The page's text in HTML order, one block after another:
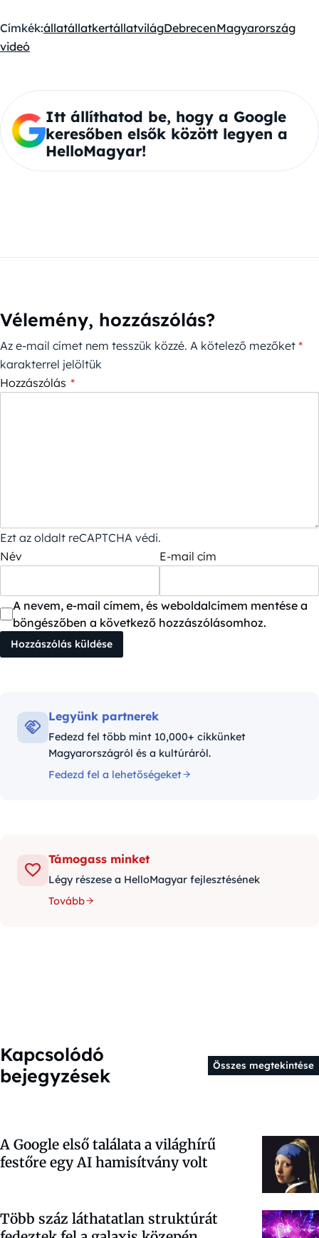
Címkék:állatállatkertállatvilágDebrecenMagyarország
videó
Itt állíthatod be, hogy a Google
keresőben elsők között legyen a
HelloMagyar!
Vélemény, hozzászólás?
Az e-mail címet nem tesszük közzé. A kötelező mezőket *
karakterrel jelöltük
Hozzászólás *
Ezt az oldalt reCAPTCHA védi.
Név
E-mail cím
A nevem, e-mail címem, és weboldalcímem mentése a
böngészőben a következő hozzászólásomhoz.
Legyünk partnerek
Fedezd fel több mint 10,000+ cikkünket
Magyarországról és a kultúráról.
Fedezd fel a lehetőségeket
Támogass minket
Légy részese a HelloMagyar fejlesztésének
Tovább
Kapcsolódó
bejegyzések
Összes megtekintése
A Google első találata a világhírű
festőre egy AI hamisítvány volt
Több száz láthatatlan struktúrát